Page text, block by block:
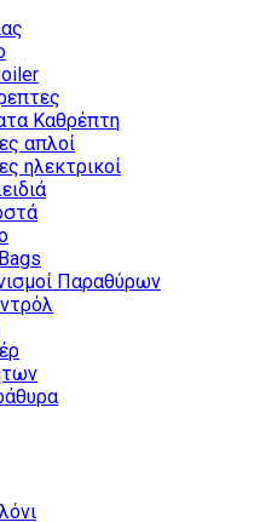
Καθρέπτη
απλοί
ηλεκτρικοί
Παραθύρων